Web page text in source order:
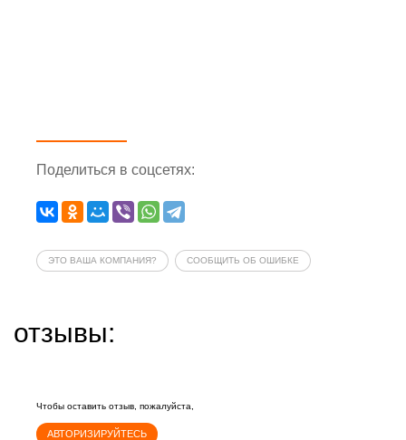
Поделиться в соцсетях:
ЭТО ВАША КОМПАНИЯ? СООБЩИТЬ ОБ ОШИБКЕ
отзывы:
Чтобы оставить отзыв, пожалуйста,
АВТОРИЗИРУЙТЕСЬ